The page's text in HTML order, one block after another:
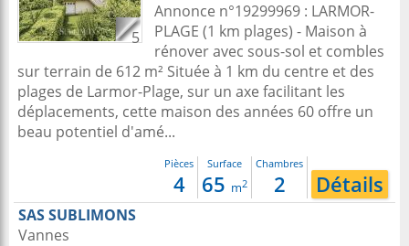
5
Annonce n°19299969 : LARMOR-
PLAGE (1 km plages) - Maison à
rénover avec sous-sol et combles
sur terrain de 612 m² Située à 1 km du centre et des
plages de Larmor-Plage, sur un axe facilitant les
déplacements, cette maison des années 60 offre un
beau potentiel d'amé...
Pièces
4
Surface
65 m2
Chambres
2 Détails
SAS SUBLIMONS
Vannes